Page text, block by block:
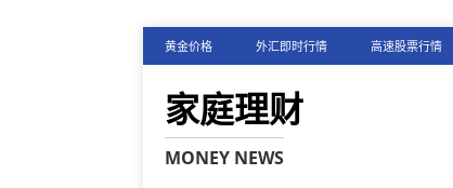
黄金价格 外汇即时行情 高速股票行情
家庭理财
MONEY NEWS